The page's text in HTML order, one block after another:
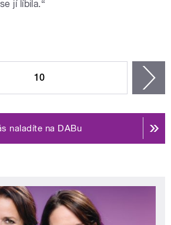
jí líbila.“
10
naladíte na DABu